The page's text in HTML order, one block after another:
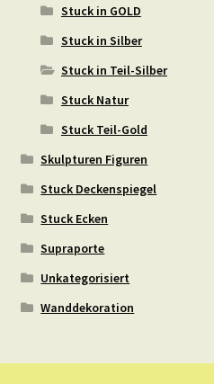
Stuck in GOLD
Stuck in Silber
Stuck in Teil-Silber
Stuck Natur
Stuck Teil-Gold
Skulpturen Figuren
Stuck Deckenspiegel
Stuck Ecken
Supraporte
Unkategorisiert
Wanddekoration